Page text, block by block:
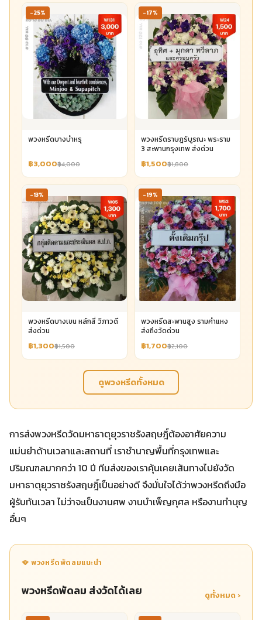
-25%
พวงหรีดบางบำหรุ
฿3,000฿4,000
-17%
พวงหรีดราษฎร์บูรณะ พระราม
3 สะพานกรุงเทพ ส่งด่วน
฿1,500฿1,800
-13%
พวงหรีดบางเขน หลักสี่ วิภาวดี
ส่งด่วน
฿1,300฿1,500
-19%
พวงหรีดสะพานสูง รามคำแหง
ส่งถึงวัดด่วน
฿1,700฿2,100
ดูพวงหรีดทั้งหมด
การส่งพวงหรีดวัดมหาธาตุยุวราชรังสฤษฎิ์ต้องอาศัยความ
แม่นยำด้านเวลาและสถานที่ เราชำนาญพื้นที่กรุงเทพและ
ปริมณฑลมากกว่า 10 ปี ทีมส่งของเราคุ้นเคยเส้นทางไปยังวัด
มหาธาตุยุวราชรังสฤษฎิ์เป็นอย่างดี จึงมั่นใจได้ว่าพวงหรีดถึงมือ
ผู้รับทันเวลา ไม่ว่าจะเป็นงานศพ งานบำเพ็ญกุศล หรืองานทำบุญ
อื่นๆ
🪭 พวงหรีดพัดลมแนะนำ
พวงหรีดพัดลม ส่งวัดได้เลย ดูทั้งหมด ›